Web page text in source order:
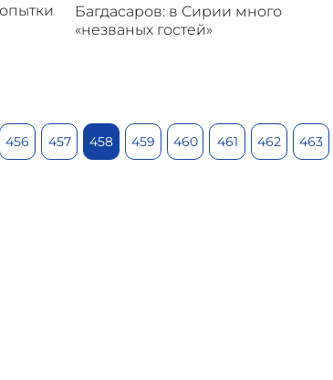
Багдасаров: в Сирии много
«незваных гостей»
456 457 458 459 460 461 462 463